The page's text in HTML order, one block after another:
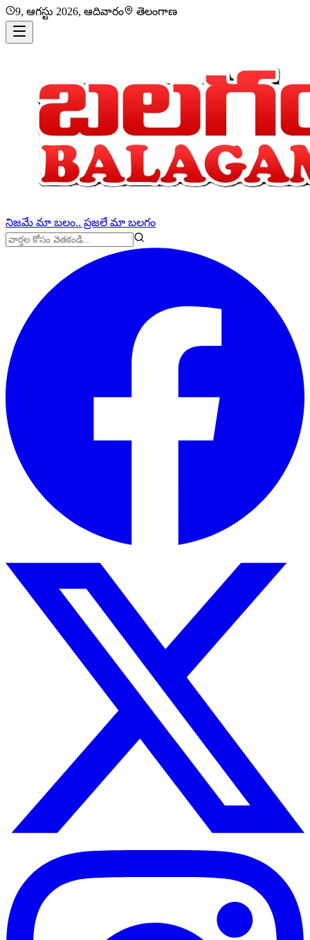
9, ఆగస్టు 2026, ఆదివారం తెలంగాణ
నిజమే మా బలం.. ప్రజలే మా బలగం